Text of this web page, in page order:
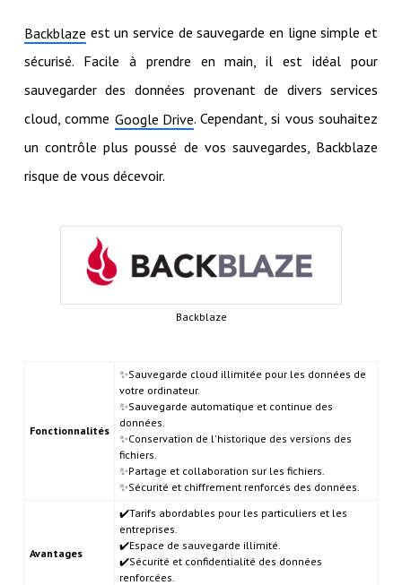
Backblaze est un service de sauvegarde en ligne simple et
sécurisé. Facile à prendre en main, il est idéal pour
sauvegarder des données provenant de divers services
cloud, comme Google Drive. Cependant, si vous souhaitez
un contrôle plus poussé de vos sauvegardes, Backblaze
risque de vous décevoir.
Backblaze
Fonctionnalités
✨Sauvegarde cloud illimitée pour les données de
votre ordinateur.
✨Sauvegarde automatique et continue des
données.
✨Conservation de l'historique des versions des
fichiers.
✨Partage et collaboration sur les fichiers.
✨Sécurité et chiffrement renforcés des données.
Avantages
✔️Tarifs abordables pour les particuliers et les
entreprises.
✔️Espace de sauvegarde illimité.
✔️Sécurité et confidentialité des données
renforcées.